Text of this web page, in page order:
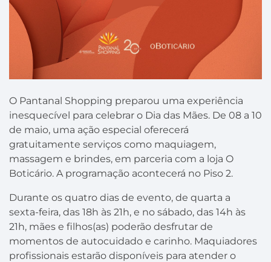
O Pantanal Shopping preparou uma experiência
inesquecível para celebrar o Dia das Mães. De 08 a 10
de maio, uma ação especial oferecerá
gratuitamente serviços como maquiagem,
massagem e brindes, em parceria com a loja O
Boticário. A programação acontecerá no Piso 2.
Durante os quatro dias de evento, de quarta a
sexta-feira, das 18h às 21h, e no sábado, das 14h às
21h, mães e filhos(as) poderão desfrutar de
momentos de autocuidado e carinho. Maquiadores
profissionais estarão disponíveis para atender o